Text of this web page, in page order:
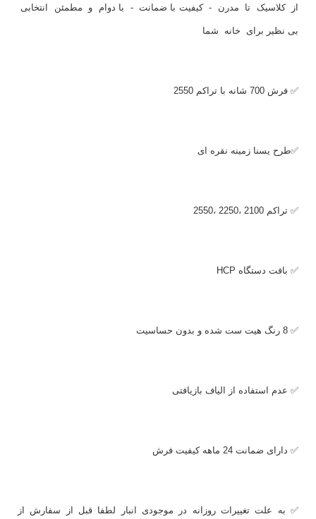
از کلاسیک تا مدرن - کیفیت با ضمانت - با دوام و مطمئن انتخابی
بی نظیر برای خانه شما
✅ فرش 700 شانه با تراکم 2550
✅طرح یسنا زمینه نقره ای
✅ تراکم 2100 ،2250 ،2550
✅ بافت دستگاه HCP
✅ 8 رنگ هیت ست شده و بدون حساسیت
✅ عدم استفاده از الیاف بازیافتی
✅ دارای ضمانت 24 ماهه کیفیت فرش
✅ به علت تغییرات روزانه در موجودی انبار لطفا قبل از سفارش از